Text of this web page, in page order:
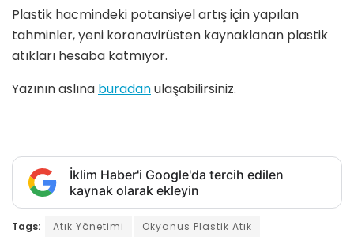
Plastik hacmindeki potansiyel artış için yapılan
tahminler, yeni koronavirüsten kaynaklanan plastik
atıkları hesaba katmıyor.
Yazının aslına buradanulaşabilirsiniz.
İklim Haber'i Google'da tercih edilen
kaynak olarak ekleyin
Tags: Atık Yönetimi
Okyanus Plastik Atık